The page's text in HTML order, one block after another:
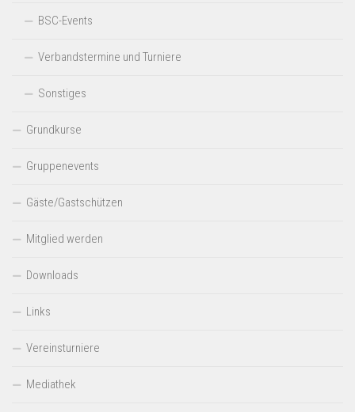
BSC-Events
Verbandstermine und Turniere
Sonstiges
Grundkurse
Gruppenevents
Gäste/Gastschützen
Mitglied werden
Downloads
Links
Vereinsturniere
Mediathek